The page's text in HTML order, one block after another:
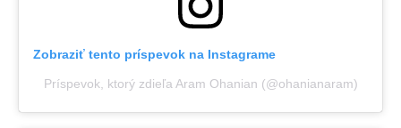
Zobraziť tento príspevok na Instagrame
Príspevok, ktorý zdieľa Aram Ohanian (@ohanianaram)